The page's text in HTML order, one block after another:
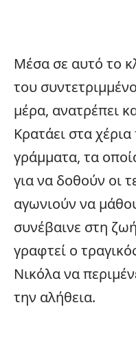
Μέσα σε αυτό το
του
μέρα, ανατρέπει
Κρατάει στα
γράμματα, τα
για να δοθούν οι
αγωνιούν να
συνέβαινε στη
γραφτεί ο
Νικόλα να
την αλήθεια.